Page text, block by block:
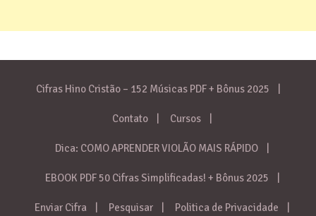
Cifras Hino Cristão – 152 Músicas PDF + Bônus 2025
Contato Cursos
Dica: COMO APRENDER VIOLÃO MAIS RÁPIDO
EBOOK PDF 50 Cifras Simplificadas! + Bônus 2025
Enviar Cifra Pesquisar Politica de Privacidade